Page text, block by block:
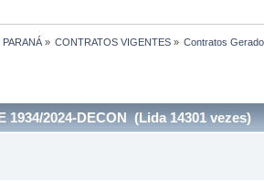
» CONTRATOS VIGENTES » Contratos
1934/2024-DECON (Lida 14301 vezes)